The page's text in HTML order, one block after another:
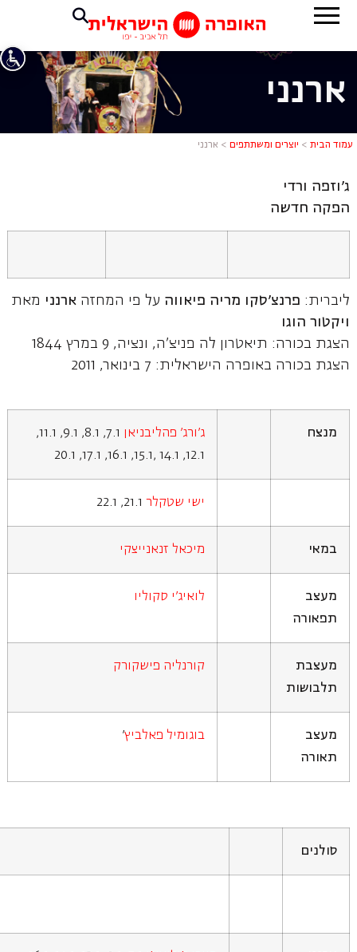
ארנני
ארנני
עמוד הבית > יוצרים ומשתתפים > ארנני
ג'וזפה ורדי
הפקה חדשה
ליברית: פרנצ'סקו מריה פיאווה על פי המחזה ארנני מאת
ויקטור הוגו
הצגת בכורה: תיאטרון לה פניצ'ה, ונציה, 9 במרץ 1844
הצגת בכורה באופרה הישראלית: 7 בינואר, 2011
מנצח ג'ורג' פהליבניאן
7.1, 8.1, 9.1, 11.1,
12.1, 14.1 ,15.1, 16.1, 17.1, 20.1
ישי שטקלר21.1, 22.1
במאי מיכאל זנאנייצקי
מעצב
תפאורה
לואיג'י סקוליו
מעצבת
תלבושות
קורנליה פישקורק
מעצב
תאורה
בוגומיל פאלביץ'
סולנים